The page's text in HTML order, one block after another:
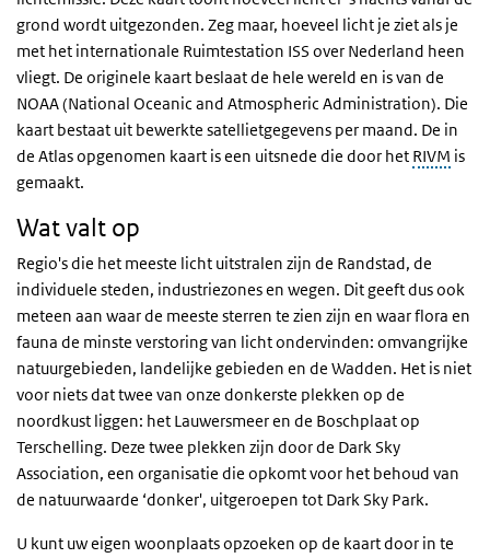
grond wordt uitgezonden. Zeg maar, hoeveel licht je ziet als je
met het internationale Ruimtestation ISS over Nederland heen
vliegt. De originele kaart beslaat de hele wereld en is van de
NOAA (National Oceanic and Atmospheric Administration). Die
kaart bestaat uit bewerkte satellietgegevens per maand. De in
de Atlas opgenomen kaart is een uitsnede die door het RIVM is
gemaakt.
Wat valt op
Regio's die het meeste licht uitstralen zijn de Randstad, de
individuele steden, industriezones en wegen. Dit geeft dus ook
meteen aan waar de meeste sterren te zien zijn en waar flora en
fauna de minste verstoring van licht ondervinden: omvangrijke
natuurgebieden, landelijke gebieden en de Wadden. Het is niet
voor niets dat twee van onze donkerste plekken op de
noordkust liggen: het Lauwersmeer en de Boschplaat op
Terschelling. Deze twee plekken zijn door de Dark Sky
Association, een organisatie die opkomt voor het behoud van
de natuurwaarde ‘donker', uitgeroepen tot Dark Sky Park.
U kunt uw eigen woonplaats opzoeken op de kaart door in te